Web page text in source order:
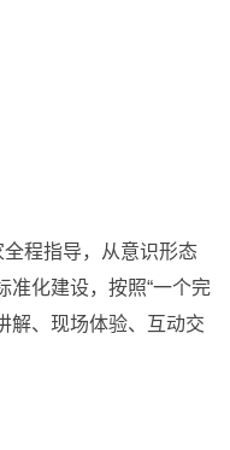
程指导，从意识形态
准化建设，按照“一个完
解、现场体验、互动交